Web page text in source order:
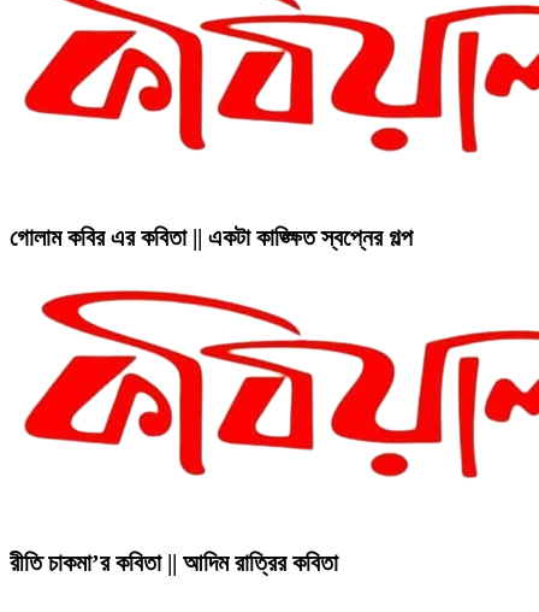
গোলাম কবির এর কবিতা || একটা কাঙ্ক্ষিত স্বপ্নের গল্প
রীতি চাকমা’র কবিতা || আদিম রাত্রির কবিতা